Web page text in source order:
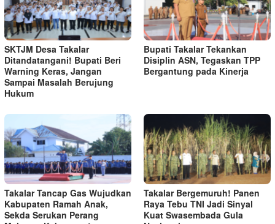
SKTJM Desa Takalar
Ditandatangani! Bupati Beri
Warning Keras, Jangan
Sampai Masalah Berujung
Hukum
Bupati Takalar Tekankan
Disiplin ASN, Tegaskan TPP
Bergantung pada Kinerja
Takalar Tancap Gas Wujudkan
Kabupaten Ramah Anak,
Sekda Serukan Perang
Takalar Bergemuruh! Panen
Raya Tebu TNI Jadi Sinyal
Kuat Swasembada Gula